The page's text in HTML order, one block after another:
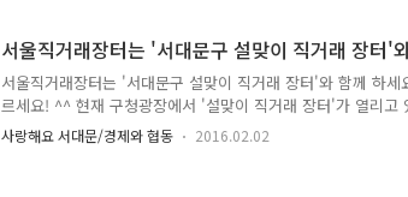
·교환 등 ○ 참 여 : 13개 동 새마을부녀회 (홍제2동 새마을부
관 : 서대문구 새마을부녀회 :: 운영코너 ● 새마을부녀회 : 11
및 중고물품 판매 먹거리 장터..
서울직거래장터는 '서대문구 설맞이 직거래 장터'
서울직거래장터는 '서대문구 설맞이 직거래 장터'와 함께 하세
르세요! ^^ 현재 구청광장에서 '설맞이 직거래 장터'가 열리고
긴 만큼 준비할것도 많은데요. 직거래장터를 통해서 준비해보
의 지역특산물을 만날 수 있는 기회! 딱~ 내일까지 입니다. 2월
사랑해요 서대문/경제와 협동 2016.02.02